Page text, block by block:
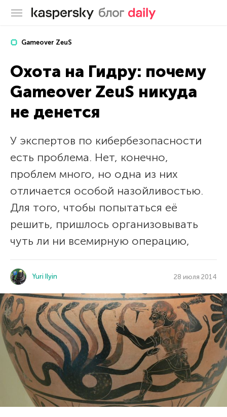
Блог Касперского
Gameover ZeuS
Охота на Гидру: почему
Gameover ZeuS никуда
не денется
У экспертов по кибербезопасности
есть проблема. Нет, конечно,
проблем много, но одна из них
отличается особой назойливостью.
Для того, чтобы попытаться её
решить, пришлось организовывать
чуть ли ни всемирную операцию,
Yuri Ilyin 28 июля 2014